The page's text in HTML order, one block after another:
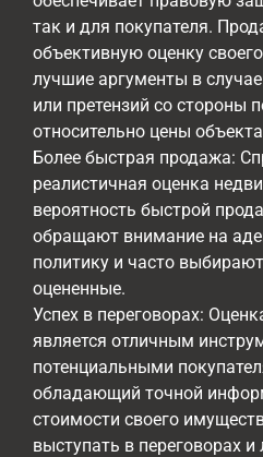
так и для покупателя.
объективную оценку
лучшие аргументы в
или претензий со стороны
относительно цены
Более быстрая продажа:
реалистичная оценка
вероятность быстрой
обращают внимание на
политику и часто
оцененные.
Успех в переговорах:
является отличным
потенциальными
обладающий точной
стоимости своего
выступать в переговорах